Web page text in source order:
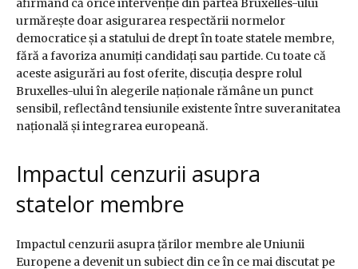
afirmând că orice intervenție din partea Bruxelles-ului
urmărește doar asigurarea respectării normelor
democratice și a statului de drept în toate statele membre,
fără a favoriza anumiți candidați sau partide. Cu toate că
aceste asigurări au fost oferite, discuția despre rolul
Bruxelles-ului în alegerile naționale rămâne un punct
sensibil, reflectând tensiunile existente între suveranitatea
națională și integrarea europeană.
Impactul cenzurii asupra
statelor membre
Impactul cenzurii asupra țărilor membre ale Uniunii
Europene a devenit un subiect din ce în ce mai discutat pe